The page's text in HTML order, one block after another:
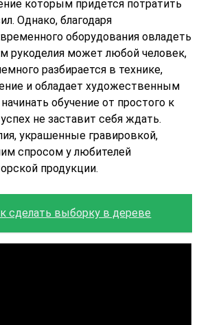
которым придется потратить
Однако, благодаря
оборудования овладеть
рукоделия может любой человек,
разбирается в технике,
и обладает художественным
обучение от простого к
не заставит себя ждать.
украшенные гравировкой,
спросом у любителей
продукции.
сделать выборку в дереве